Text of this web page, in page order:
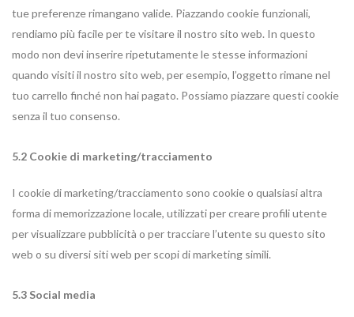
tue preferenze rimangano valide. Piazzando cookie funzionali,
rendiamo più facile per te visitare il nostro sito web. In questo
modo non devi inserire ripetutamente le stesse informazioni
quando visiti il nostro sito web, per esempio, l’oggetto rimane nel
tuo carrello finché non hai pagato. Possiamo piazzare questi cookie
senza il tuo consenso.
5.2 Cookie di marketing/tracciamento
I cookie di marketing/tracciamento sono cookie o qualsiasi altra
forma di memorizzazione locale, utilizzati per creare profili utente
per visualizzare pubblicità o per tracciare l’utente su questo sito
web o su diversi siti web per scopi di marketing simili.
5.3 Social media